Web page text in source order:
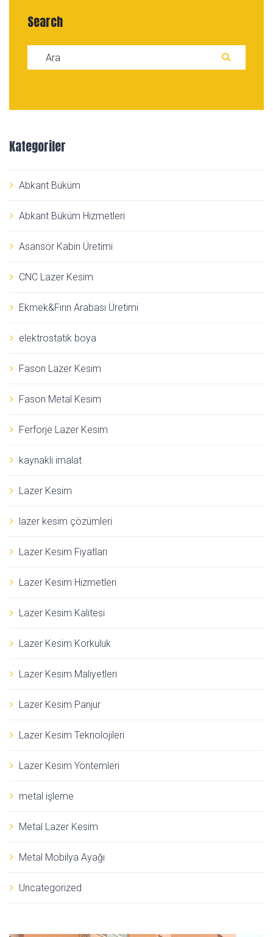
Search
Search for:
Kategoriler
Abkant Büküm
Abkant Büküm Hizmetleri
Asansör Kabin Üretimi
CNC Lazer Kesim
Ekmek&Fırın Arabası Üretimi
elektrostatik boya
Fason Lazer Kesim
Fason Metal Kesim
Ferforje Lazer Kesim
kaynaklı imalat
Lazer Kesim
lazer kesim çözümleri
Lazer Kesim Fiyatları
Lazer Kesim Hizmetleri
Lazer Kesim Kalitesi
Lazer Kesim Korkuluk
Lazer Kesim Maliyetleri
Lazer Kesim Panjur
Lazer Kesim Teknolojileri
Lazer Kesim Yöntemleri
metal işleme
Metal Lazer Kesim
Metal Mobilya Ayağı
Uncategorized